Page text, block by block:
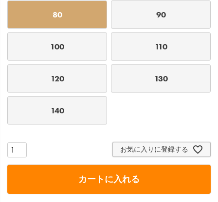
80 90
100 110
120 130
140
お気に入りに登録する
カートに入れる